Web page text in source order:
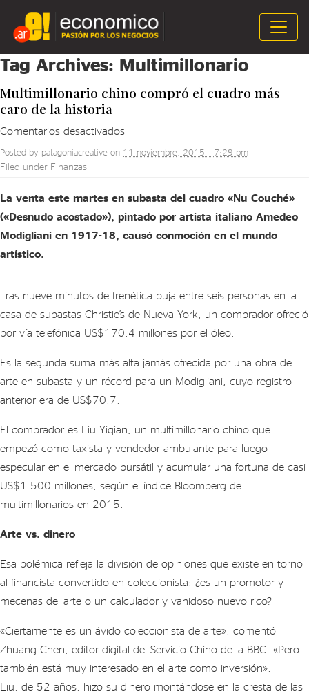
Tag Archives: Multimillonario
Multimillonario chino compró el cuadro más
caro de la historia
Comentarios desactivadosen
Multimillonario
el
cuadro
historia
Posted by patagoniacreative on 11 noviembre, 2015 – 7:29 pm
Filed under Finanzas
La venta este martes en subasta del cuadro «Nu Couché»
(«Desnudo acostado»), pintado por artista italiano Amedeo
Modigliani en 1917-18, causó conmoción en el mundo
artístico.
Tras nueve minutos de frenética puja entre seis personas en la
casa de subastas Christie’s de Nueva York, un comprador ofreció
por vía telefónica US$170,4 millones por el óleo.
Es la segunda suma más alta jamás ofrecida por una obra de
arte en subasta y un récord para un Modigliani, cuyo registro
anterior era de US$70,7.
El comprador es Liu Yiqian, un multimillonario chino que
empezó como taxista y vendedor ambulante para luego
especular en el mercado bursátil y acumular una fortuna de casi
US$1.500 millones, según el índice Bloomberg de
multimillonarios en 2015.
Arte vs. dinero
Esa polémica refleja la división de opiniones que existe en torno
al financista convertido en coleccionista: ¿es un promotor y
mecenas del arte o un calculador y vanidoso nuevo rico?
«Ciertamente es un ávido coleccionista de arte», comentó
Zhuang Chen, editor digital del Servicio Chino de la BBC. «Pero
también está muy interesado en el arte como inversión».
Liu, de 52 años, hizo su dinero montándose en la cresta de las